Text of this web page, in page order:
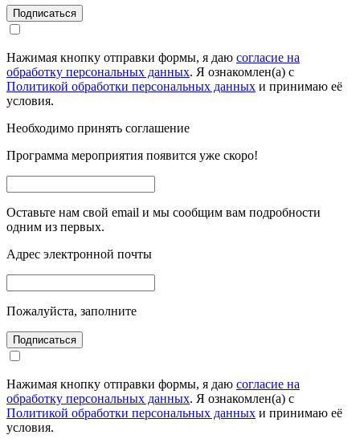
Подписаться
Нажимая кнопку отправки формы, я даю согласие на
обработку персональных данных. Я ознакомлен(а) с
Политикой обработки персональных данных и принимаю её
условия.
Необходимо принять соглашение
Программа мероприятия появится уже скоро!
Оставьте нам свой email и мы сообщим вам подробности
одним из первых.
Адрес электронной почты
Пожалуйста, заполните
Подписаться
Нажимая кнопку отправки формы, я даю согласие на
обработку персональных данных. Я ознакомлен(а) с
Политикой обработки персональных данных и принимаю её
условия.